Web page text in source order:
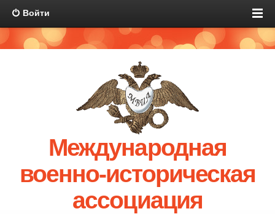
Войти
Международная
военно-историческая
ассоциация